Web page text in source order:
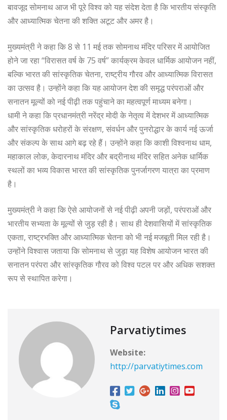
बावजूद सोमनाथ आज भी पूरे विश्व को यह संदेश देता है कि भारतीय संस्कृति
और आध्यात्मिक चेतना की शक्ति अटूट और अमर है।
मुख्यमंत्री ने कहा कि 8 से 11 मई तक सोमनाथ मंदिर परिसर में आयोजित
होने जा रहा “विरासत वर्ष के 75 वर्ष” कार्यक्रम केवल धार्मिक आयोजन नहीं,
बल्कि भारत की सांस्कृतिक चेतना, राष्ट्रीय गौरव और आध्यात्मिक विरासत
का उत्सव है। उन्होंने कहा कि यह आयोजन देश की समृद्ध परंपराओं और
सनातन मूल्यों को नई पीढ़ी तक पहुंचाने का महत्वपूर्ण माध्यम बनेगा।
धामी ने कहा कि प्रधानमंत्री नरेंद्र मोदी के नेतृत्व में देशभर में आध्यात्मिक
और सांस्कृतिक धरोहरों के संरक्षण, संवर्धन और पुनरोद्धार के कार्य नई ऊर्जा
और संकल्प के साथ आगे बढ़ रहे हैं। उन्होंने कहा कि काशी विश्वनाथ धाम,
महाकाल लोक, केदारनाथ मंदिर और बद्रीनाथ मंदिर सहित अनेक धार्मिक
स्थलों का भव्य विकास भारत की सांस्कृतिक पुनर्जागरण यात्रा का प्रमाण
है।
मुख्यमंत्री ने कहा कि ऐसे आयोजनों से नई पीढ़ी अपनी जड़ों, परंपराओं और
भारतीय सभ्यता के मूल्यों से जुड़ रही है। साथ ही देशवासियों में सांस्कृतिक
एकता, राष्ट्रभक्ति और आध्यात्मिक चेतना को भी नई मजबूती मिल रही है।
उन्होंने विश्वास जताया कि सोमनाथ से जुड़ा यह विशेष आयोजन भारत की
सनातन परंपरा और सांस्कृतिक गौरव को विश्व पटल पर और अधिक सशक्त
रूप से स्थापित करेगा।
Parvatiytimes
Website:
http://parvatiytimes.com